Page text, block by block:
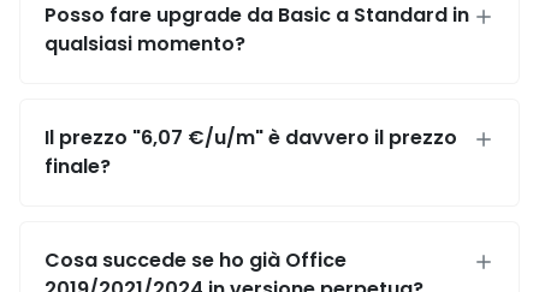
Posso fare upgrade da Basic a Standard in
qualsiasi momento?
Il prezzo "6,07 €/u/m" è davvero il prezzo
finale?
Cosa succede se ho già Office